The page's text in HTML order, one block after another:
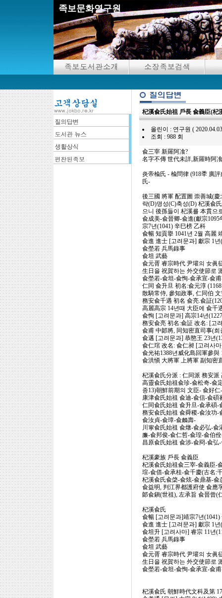
족보문화연구원
杞溪兪氏始祖 戶長 兪義臣(杞
올린이 : 연구원 (
조회 : 988 회
兪三宰 新羅阿飡?
名字不傳 世代未詳,新羅時阿
炎帝楡氏 - 楡問律 (918秊 廣
氏-
後三國 將軍 配置圖 崇善城(
략(D)명성(C)축성(D) 杞溪兪
으니 後孫들이 杞溪를 本貫으
兪成美-兪晉卿-兪進(獻宗
宗7년(1041) 辛巳榜 乙科
兪暢 知貢擧 1041년 2월 高麗
兪進 進士 [고려문과] 獻宗 1
兪塋若 兵馬錄事
兪坦 武藝
兪元胥 睿宗時代 尹瓘의 女眞
生日을 祝賀하는 外交使節로
兪塋若-兪坦-兪恂-兪承宣-兪
仁同 兪升旦 初名:兪元淳
散騎常侍, 參知政事, 仁同伯
務安兪千遇 初名 兪亮.兪証
高麗高宗 14년때 大臣에 兪千
兪恂 [고려문과] 高宗14년
務安兪亮 初名:兪証 改名: [고
兪甫 中郞將, 同知密直司事(희
兪邁 [고려문과] 恭愍王 23년
兪仁琯 改名: 兪仁昶 [고려사
兪光祐1388년威化島回軍參
兪洪愼 大將軍 上將軍 副知密
杞溪兪氏分派 : 仁同派 務安
高靈兪氏始祖兪珍-兪松奇-兪
종13)朝鮮前期의 文臣- 兪好仁
康津兪氏始祖 兪迪-兪信-兪
仁同兪氏始祖 兪升旦-兪承碩-
務安兪氏始祖 兪舜稷-兪汝功-
兪汝貞-兪璋-兪麟壽-
川寧兪氏始祖 兪燉-兪必弘-
廉-兪邦俊-兪仁哲-兪瑝-兪伯
昌原兪氏始祖 兪涉-兪冏-兪
杞溪豪族 戶長 兪義臣
杞溪兪氏始祖兪三宰-兪義臣-
瑄-兪僐-兪承桂-兪千慶(古名:
杞溪兪氏兪棨-兪炫-兪鼎基-兪
兪益明, 判江界都護府使 兪應
郞兪鎭(世祖), 左承旨 兪晉曾(
杞溪兪氏
兪暢 [고려문과]靖宗7년
兪進 進士 [고려문과] 獻宗 1년
兪坦升 [고려사마] 睿宗 11년
兪塋若 兵馬錄事
兪坦 武藝
兪元胥 睿宗時代 尹瓘의 女眞
生日을 祝賀하는 外交使節로
兪塋若-兪坦-兪恂-兪承宣-兪
杞溪兪氏 朝鮮時代文科及第